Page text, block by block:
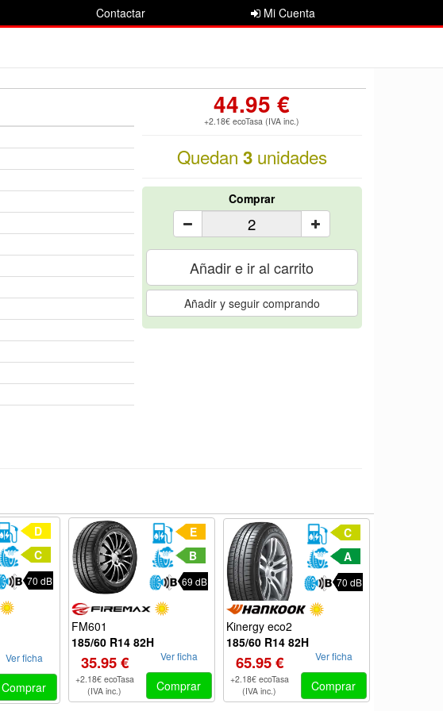
Contactar Mi Cuenta
44.95 €
+2.18€ ecoTasa (IVA inc.)
Quedan 3unidades
Comprar
Añadir e ir al carrito
Añadir y seguir comprando
D
C
70 dB
Ver ficha
Comprar
E
B
69 dB
FM601
185/60 R14 82H
35.95 €
+2.18€ ecoTasa
(IVA inc.)
Ver ficha
Comprar
C
A
70 dB
Kinergy eco2
185/60 R14 82H
65.95 €
+2.18€ ecoTasa
(IVA inc.)
Ver ficha
Comprar